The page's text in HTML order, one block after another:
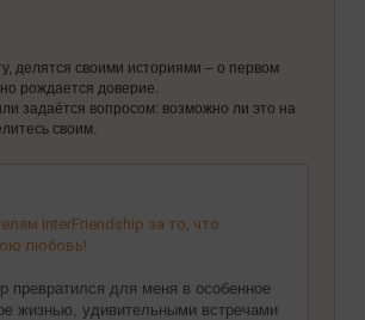
делятся своими историями – о первом
рождается доверие.
задаётся вопросом: возможно ли это на
своим.
InterFriendship за то, что
любовь!
превратился для меня в особенное
жизнью, удивительными встречами